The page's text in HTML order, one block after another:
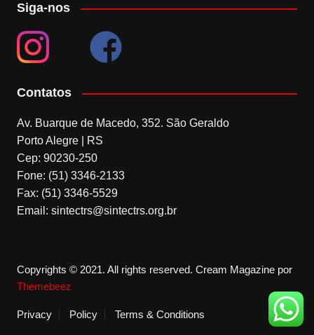
Siga-nos
Contatos
Av. Buarque de Macedo, 352. São Geraldo
Porto Alegre | RS
Cep: 90230-250
Fone: (51) 3346-2133
Fax: (51) 3346-5529
Email: sintectrs@sintectrs.org.br
Copyrights © 2021. All rights reserved. Cream Magazine por
Themebeez
Privacy Policy Terms & Conditions